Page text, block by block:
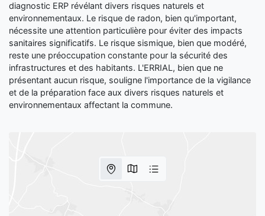
diagnostic ERP révélant divers risques naturels et
environnementaux. Le risque de radon, bien qu'important,
nécessite une attention particulière pour éviter des impacts
sanitaires significatifs. Le risque sismique, bien que modéré,
reste une préoccupation constante pour la sécurité des
infrastructures et des habitants. L'ERRIAL, bien que ne
présentant aucun risque, souligne l'importance de la vigilance
et de la préparation face aux divers risques naturels et
environnementaux affectant la commune.